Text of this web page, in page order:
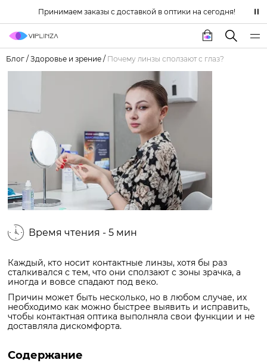
Принимаем заказы с доставкой в оптики на сегодня!
Блог / Здоровье и зрение / Почему линзы сползают с глаз?
Время чтения - 5 мин
Каждый, кто носит контактные линзы, хотя бы раз
сталкивался с тем, что они сползают с зоны зрачка, а
иногда и вовсе спадают под веко.
Причин может быть несколько, но в любом случае, их
необходимо как можно быстрее выявить и исправить,
чтобы контактная оптика выполняла свои функции и не
доставляла дискомфорта.
Содержание